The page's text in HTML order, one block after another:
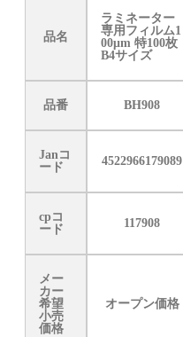
品名
ラミネーター
専用フィルム1
00μm 特100枚
B4サイズ
品番 BH908
Janコ
ード
4522966179089
cpコ
ード
117908
メー
カー
希望
小売
価格
オープン価格